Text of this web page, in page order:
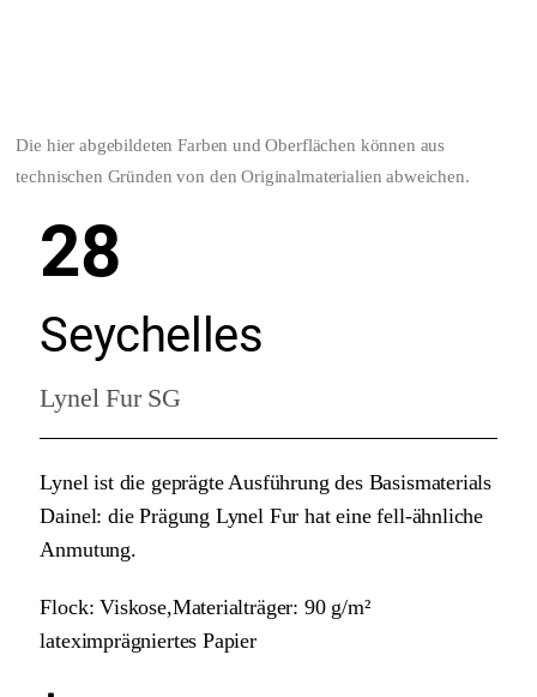
Die hier abgebildeten Farben und Oberflächen können aus
technischen Gründen von den Originalmaterialien abweichen.
28
Seychelles
Lynel Fur SG
Lynel ist die geprägte Ausführung des Basismaterials
Dainel: die Prägung Lynel Fur hat eine fell-ähnliche
Anmutung.
Flock: Viskose,Materialträger: 90 g/m²
lateximprägniertes Papier